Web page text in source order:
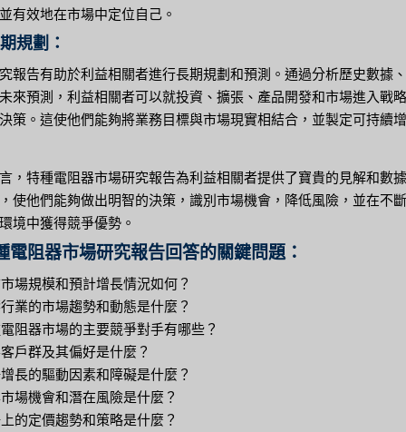
有效地在市場中定位自己。
規劃：
報告有助於利益相關者進行長期規劃和預測。通過分析歷史數據
來預測，利益相關者可以就投資、擴張、產品開發和市場進入戰
策。這使他們能夠將業務目標與市場現實相結合，並製定可持續
，特種電阻器市場研究報告為利益相關者提供了寶貴的見解和數
使他們能夠做出明智的決策，識別市場機會，降低風險，並在不
境中獲得競爭優勢。
電阻器市場研究報告回答的關鍵問題：
場規模和預計增長情況如何？
業的市場趨勢和動態是什麼？
阻器市場的主要競爭對手有哪些？
戶群及其偏好是什麼？
長的驅動因素和障礙是什麼？
場機會和潛在風險是什麼？
的定價趨勢和策略是什麼？